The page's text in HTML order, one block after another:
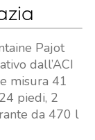
Pajot
dall’ACI
misura 41
piedi, 2
da 470 l